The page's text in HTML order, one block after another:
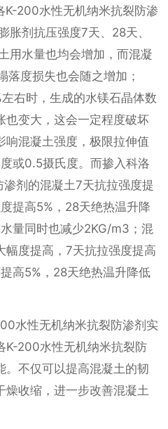
K-200水性无机纳米抗裂防渗
胀剂抗压强度7天、28天、
用水量也均会增加，而混凝
度损失也会随之增加；
右时，生成的水镁石晶体数
也变大，这会一定程度破坏
响混凝土强度，极限拉伸值
或0.5摄氏度。而掺入科洛
剂的混凝土7天抗拉强度提
提高5%，28天绝热温升降
量同时也减少2KG/m3；混
幅度提高，7天抗拉强度提高
高5%，28天绝热温升降低
水性无机纳米抗裂防渗剂实
K-200水性无机纳米抗裂防
。不仅可以提高混凝土的韧
燥收缩，进一步改善混凝土